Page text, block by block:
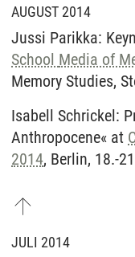
AUGUST 2014
Jussi Parikka:
School Media of
Memory Studies,
Isabell Schrickel:
Anthropocene« at
2014, Berlin, 18.-
JULI 2014